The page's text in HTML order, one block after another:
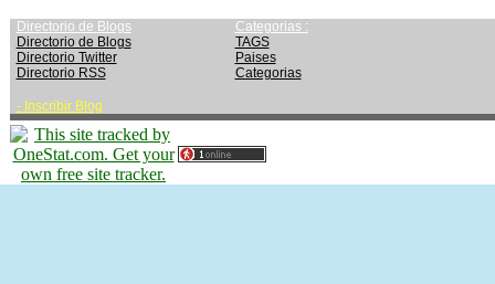
Directorio de Blogs
Directorio de Blogs
Directorio Twitter
Directorio RSS
- Inscribir Blog
Categorias :
TAGS
Paises
Categorias